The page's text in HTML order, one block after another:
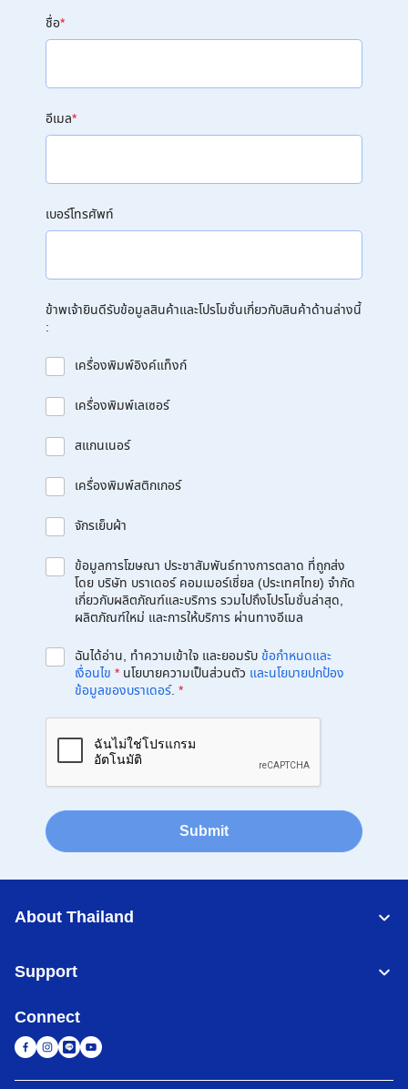
ชื่อ*
อีเมล*
เบอร์โทรศัพท์
ข้าพเจ้ายินดีรับข้อมูลสินค้าและโปรโมชั่นเกี่ยวกับสินค้าด้านล่างนี้
:
เครื่องพิมพ์อิงค์แท็งก์
เครื่องพิมพ์เลเซอร์
สแกนเนอร์
เครื่องพิมพ์สติกเกอร์
จักรเย็บผ้า
ข้อมูลการโฆษณา ประชาสัมพันธ์ทางการตลาด ที่ถูกส่ง
โดย บริษัท บราเดอร์ คอมเมอร์เชี่ยล (ประเทศไทย) จำกัด
เกี่ยวกับผลิตภัณฑ์และบริการ รวมไปถึงโปรโมชั่นล่าสุด,
ผลิตภัณฑ์ใหม่ และการให้บริการ ผ่านทางอีเมล
ฉันได้อ่าน, ทำความเข้าใจ และยอมรับข้อกำหนดและ
เงื่อนไข * นโยบายความเป็นส่วนตัว และนโยบายปกป้อง
ข้อมูลของบราเดอร์. *
Submit
About Thailand
Support
Connect